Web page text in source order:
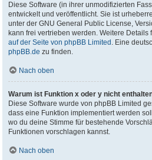
Diese Software (in ihrer unmodifizierten
entwickelt und veröffentlicht. Sie ist
unter der GNU General Public License,
kann frei vertrieben werden. Weitere Details
auf der Seite von phpBB Limited . Eine
phpBB.de zu finden.
Nach oben
Warum ist Funktion x oder y nicht
Diese Software wurde von phpBB Limited
dass eine Funktion implementiert werden
wo du deine Stimme für bestehende
Funktionen vorschlagen kannst.
Nach oben